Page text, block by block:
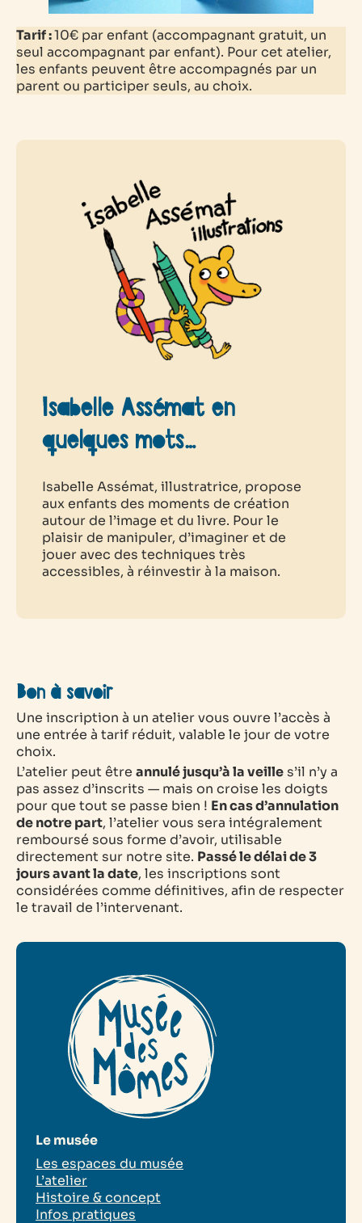
Tarif :10€ par enfant (accompagnant gratuit, un
seul accompagnant par enfant). Pour cet atelier,
les enfants peuvent être accompagnés par un
parent ou participer seuls, au choix.
Isabelle Assémat en
quelques mots…
Isabelle Assémat, illustratrice, propose
aux enfants des moments de création
autour de l’image et du livre. Pour le
plaisir de manipuler, d’imaginer et de
jouer avec des techniques très
accessibles, à réinvestir à la maison.
Bon à savoir
Une inscription à un atelier vous ouvre l’accès à
une entrée à tarif réduit, valable le jour de votre
choix.
L’atelier peut être annulé jusqu’à la veille s’il n’y a
pas assez d’inscrits — mais on croise les doigts
pour que tout se passe bien ! En cas d’annulation
de notre part, l’atelier vous sera intégralement
remboursé sous forme d’avoir, utilisable
directement sur notre site. Passé le délai de 3
jours avant la date, les inscriptions sont
considérées comme définitives, afin de respecter
le travail de l’intervenant.
Le musée
Les espaces du musée
L’atelier
Histoire & concept
Infos pratiques